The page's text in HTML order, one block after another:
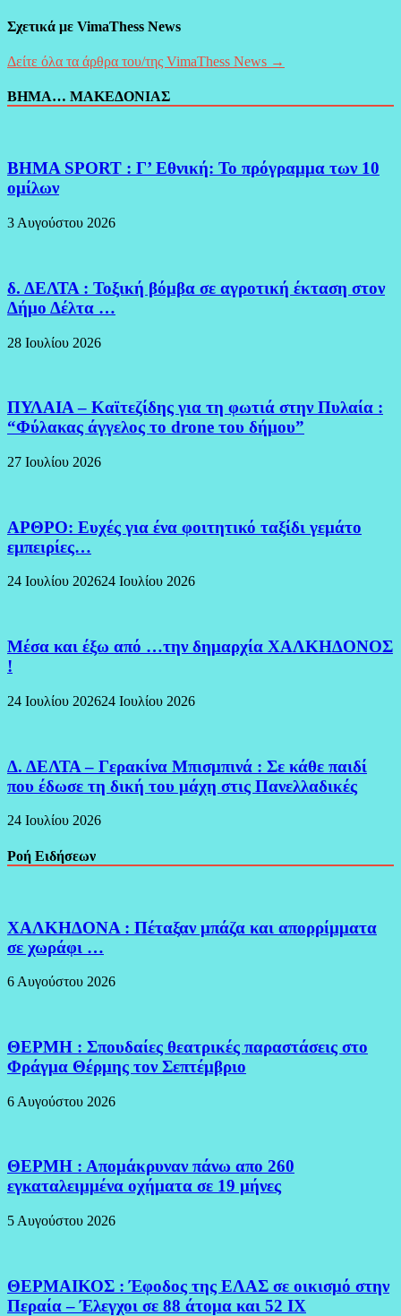
Σχετικά με VimaThess News
Δείτε όλα τα άρθρα του/της VimaThess News →
ΒΗΜΑ… ΜΑΚΕΔΟΝΙΑΣ
BHMA SPORT : Γ’ Εθνική: Το πρόγραμμα των 10
ομίλων
3 Αυγούστου 2026
δ. ΔΕΛΤΑ : Τοξική βόμβα σε αγροτική έκταση στον
Δήμο Δέλτα …
28 Ιουλίου 2026
ΠΥΛΑΙΑ – Καϊτεζίδης για τη φωτιά στην Πυλαία :
“Φύλακας άγγελος το drone του δήμου”
27 Ιουλίου 2026
ΑΡΘΡΟ: Ευχές για ένα φοιτητικό ταξίδι γεμάτο
εμπειρίες…
24 Ιουλίου 202624 Ιουλίου 2026
Μέσα και έξω από …την δημαρχία ΧΑΛΚΗΔΟΝΟΣ
!
24 Ιουλίου 202624 Ιουλίου 2026
Δ. ΔΕΛΤΑ – Γερακίνα Μπισμπινά : Σε κάθε παιδί
που έδωσε τη δική του μάχη στις Πανελλαδικές
24 Ιουλίου 2026
Ροή Ειδήσεων
ΧΑΛΚΗΔΟΝΑ : Πέταξαν μπάζα και απορρίμματα
σε χωράφι …
6 Αυγούστου 2026
ΘΕΡΜΗ : Σπουδαίες θεατρικές παραστάσεις στο
Φράγμα Θέρμης τον Σεπτέμβριο
6 Αυγούστου 2026
ΘΕΡΜΗ : Απομάκρυναν πάνω απο 260
εγκαταλειμμένα οχήματα σε 19 μήνες
5 Αυγούστου 2026
ΘΕΡΜΑΙΚΟΣ : Έφοδος της ΕΛΑΣ σε οικισμό στην
Περαία – Έλεγχοι σε 88 άτομα και 52 ΙΧ